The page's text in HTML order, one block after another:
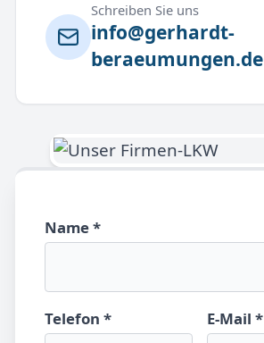
Schreiben Sie uns
info@gerhardt-
beraeumungen.de
Name *
Telefon * E-Mail *